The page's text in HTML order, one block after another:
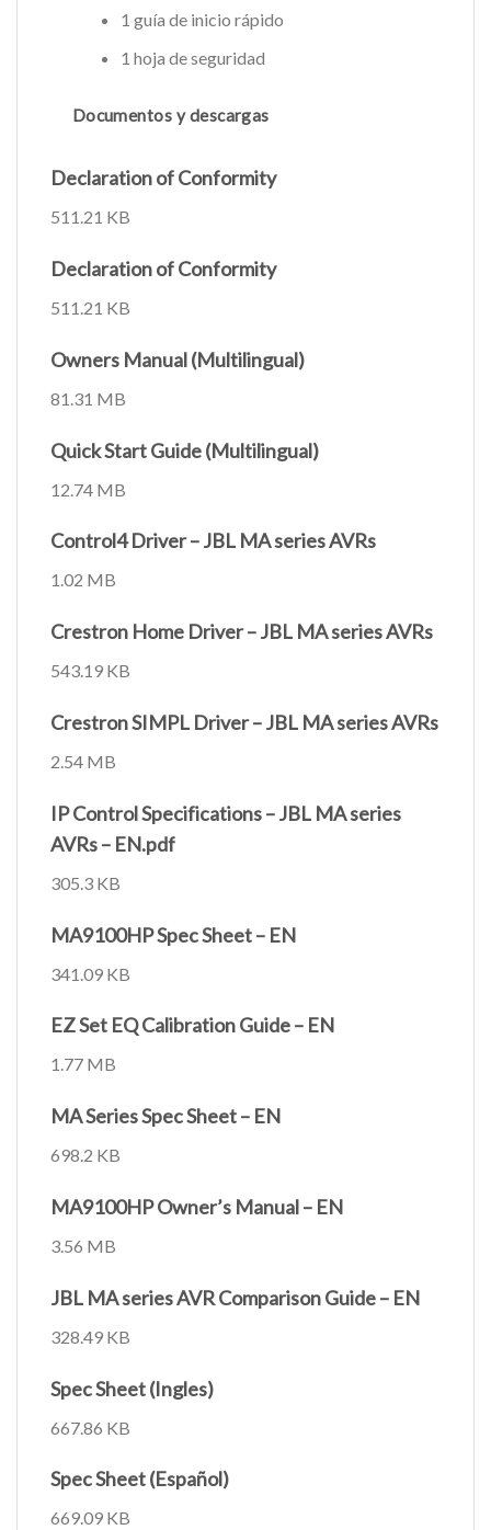
1 guía de inicio rápido
1 hoja de seguridad
Documentos y descargas
Declaration of Conformity
511.21 KB
Declaration of Conformity
511.21 KB
Owners Manual (Multilingual)
81.31 MB
Quick Start Guide (Multilingual)
12.74 MB
Control4 Driver – JBL MA series AVRs
1.02 MB
Crestron Home Driver – JBL MA series AVRs
543.19 KB
Crestron SIMPL Driver – JBL MA series AVRs
2.54 MB
IP Control Specifications – JBL MA series
AVRs – EN.pdf
305.3 KB
MA9100HP Spec Sheet – EN
341.09 KB
EZ Set EQ Calibration Guide – EN
1.77 MB
MA Series Spec Sheet – EN
698.2 KB
MA9100HP Owner’s Manual – EN
3.56 MB
JBL MA series AVR Comparison Guide – EN
328.49 KB
Spec Sheet (Ingles)
667.86 KB
Spec Sheet (Español)
669.09 KB